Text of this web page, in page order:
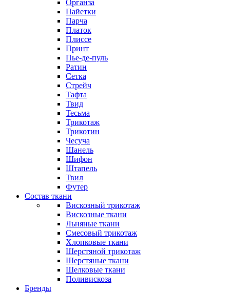
Органза
Пайетки
Парча
Платок
Плиссе
Принт
Пье-де-пуль
Ратин
Сетка
Стрейч
Тафта
Твид
Тесьма
Трикотаж
Трикотин
Чесуча
Шанель
Шифон
Штапель
Твил
Футер
Состав ткани
Вискозный трикотаж
Вискозные ткани
Льняные ткани
Смесовый трикотаж
Хлопковые ткани
Шерстяной трикотаж
Шерстяные ткани
Шелковые ткани
Поливискоза
Бренды